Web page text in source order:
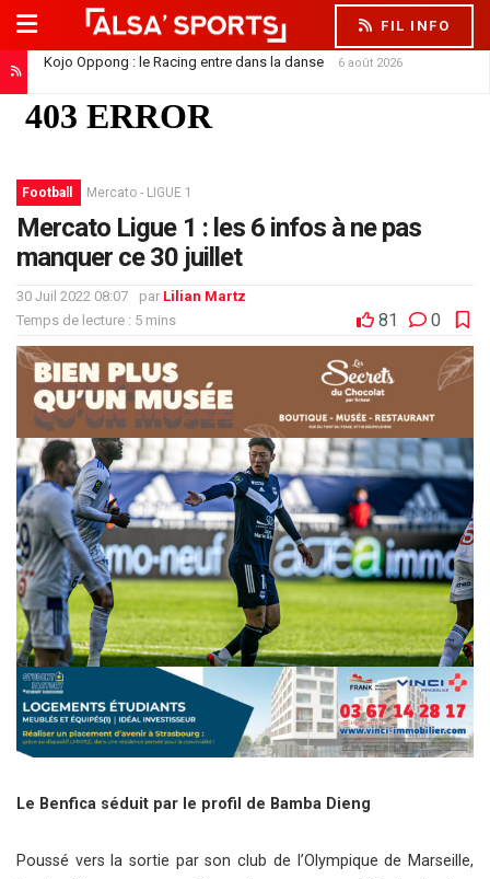
FIL INFO
Kojo Oppong : le Racing entre dans la danse 6 août 2026
Football Mercato - LIGUE 1
Mercato Ligue 1 : les 6 infos à ne pas
manquer ce 30 juillet
30 Juil 2022 08:07 par Lilian Martz
Temps de lecture : 5 mins
81 0
Le Benfica séduit par le profil de Bamba Dieng
Poussé vers la sortie par son club de l’Olympique de Marseille,